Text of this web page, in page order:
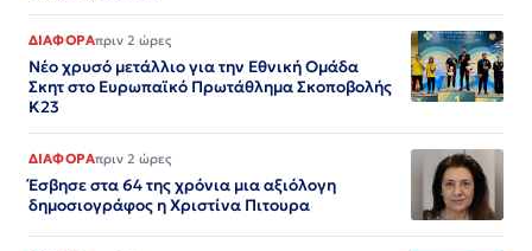
ΔΙΑΦΟΡΑπριν 2 ώρες
Nέο χρυσό μετάλλιο για την Εθνική Ομάδα
Σκητ στο Ευρωπαϊκό Πρωτάθλημα Σκοποβολής
Κ23
ΔΙΑΦΟΡΑπριν 2 ώρες
Έσβησε στα 64 της χρόνια μια αξιόλογη
δημοσιογράφος η Χριστίνα Πιτουρα